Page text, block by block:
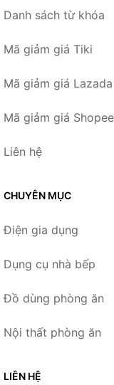
Danh sách từ khóa
Mã giảm giá Tiki
Mã giảm giá Lazada
Mã giảm giá Shopee
Liên hệ
CHUYÊN MỤC
Điện gia dụng
Dụng cụ nhà bếp
Đồ dùng phòng ăn
Nội thất phòng ăn
LIÊN HỆ